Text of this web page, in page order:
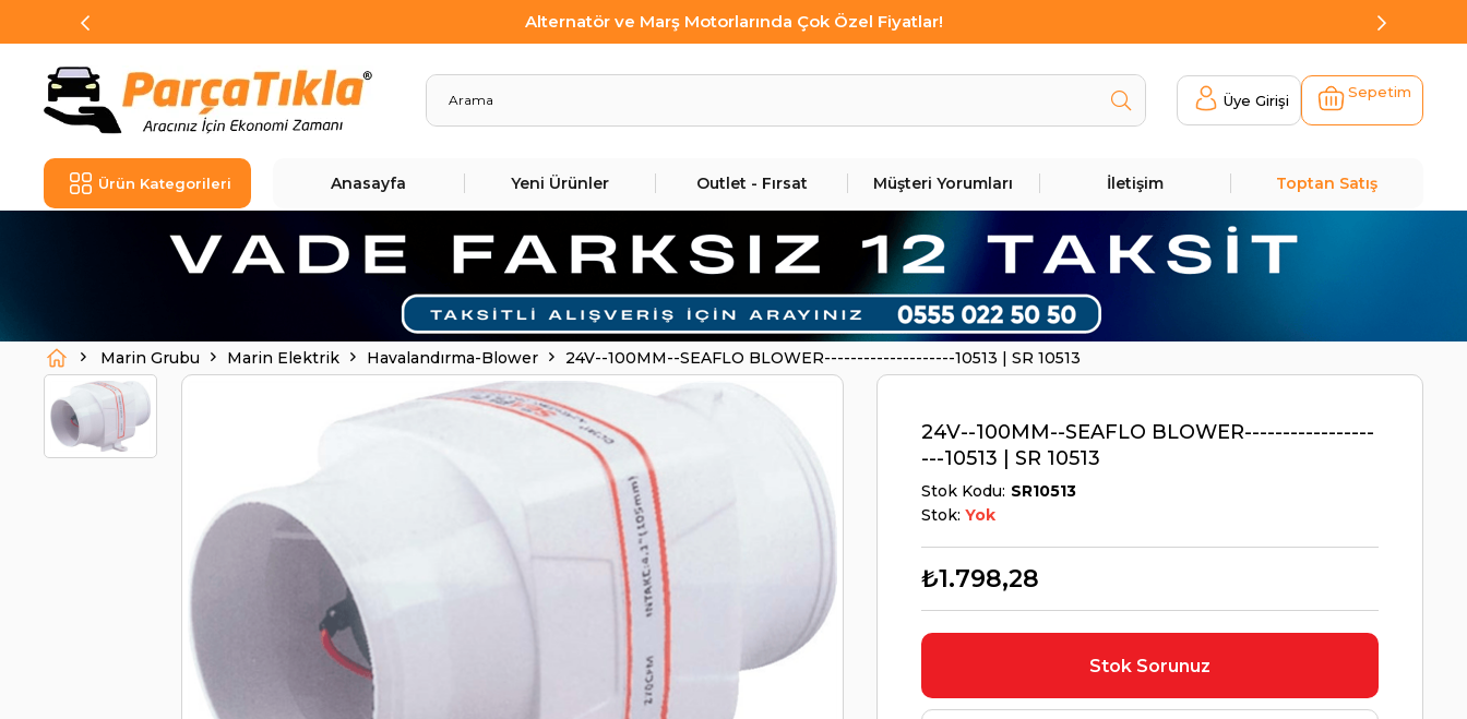
Alternatör ve Marş Motorlarında Çok Özel Fiyatlar!
Üye Girişi Sepetim
Ürün Kategorileri Anasayfa Yeni Ürünler Outlet - Fırsat Müşteri Yorumları İletişim Toptan Satış
Marin Grubu Marin Elektrik Havalandırma-Blower 24V--100MM--SEAFLO BLOWER--------------------10513 | SR 10513
24V--100MM--SEAFLO BLOWER-----------------
---10513 | SR 10513
Stok Kodu SR10513
Stok: Yok
₺1.798,28
Stok Sorunuz